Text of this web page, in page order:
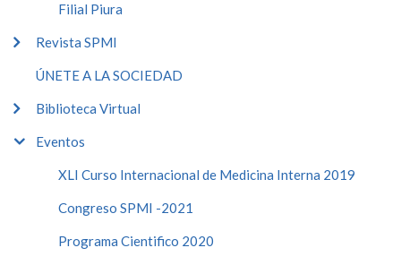
Filial Piura
Revista SPMI
ÚNETE A LA SOCIEDAD
Biblioteca Virtual
Eventos
XLI Curso Internacional de Medicina Interna 2019
Congreso SPMI -2021
Programa Cientifico 2020